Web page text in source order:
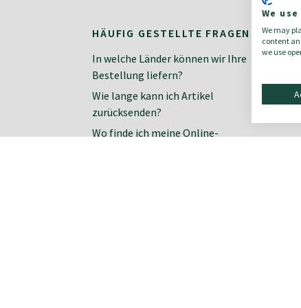
We
We may
content
we use
HÄUFIG GESTELLTE FRAGEN
In welche Länder können wir Ihre
Bestellung liefern?
Wie lange kann ich Artikel
zurücksenden?
Wo finde ich meine Online-